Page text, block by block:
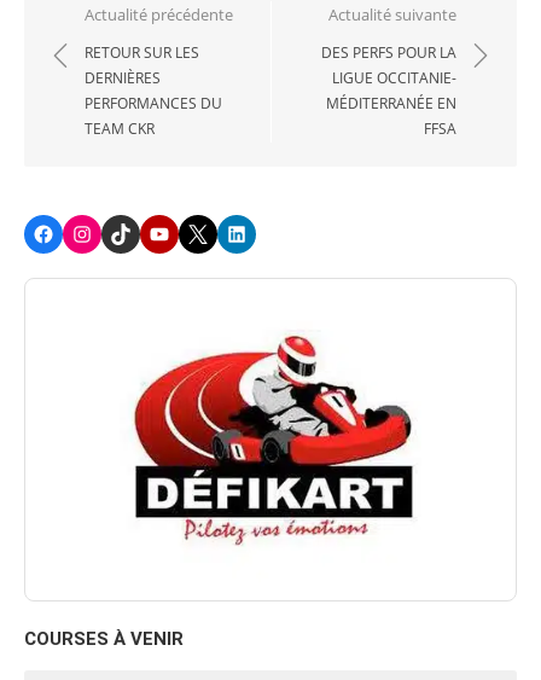
Navigation
de
l’article
Actualité précédente
RETOUR SUR LES
DERNIÈRES
PERFORMANCES DU
TEAM CKR
Actualité suivante
DES PERFS POUR LA
LIGUE OCCITANIE-
MÉDITERRANÉE EN
FFSA
FacebookInstagram
TikTokYoutube
X LinkedIn
COURSES À VENIR